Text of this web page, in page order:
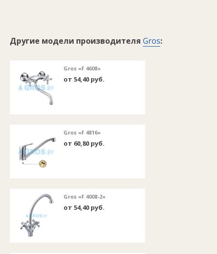
Другие модели производителя Gros:
Gros «F 4608»
от 54,40 руб.
Gros «F 4816»
от 60,80 руб.
Gros «F 4008-2»
от 54,40 руб.